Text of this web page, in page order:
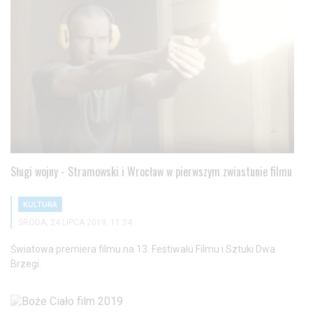
Sługi wojny - Stramowski i Wrocław w pierwszym zwiastunie filmu
KULTURA
ŚRODA, 24 LIPCA 2019, 11:24
Światowa premiera filmu na 13. Festiwalu Filmu i Sztuki Dwa
Brzegi.